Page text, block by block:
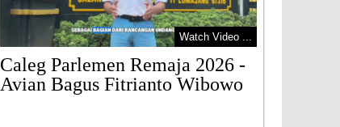
Watch Video ...
Caleg Parlemen Remaja 2026 -
Avian Bagus Fitrianto Wibowo